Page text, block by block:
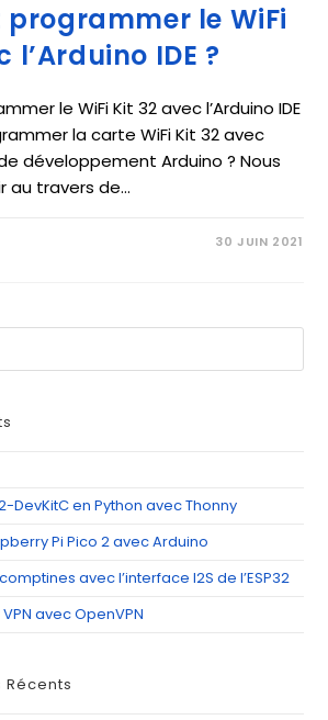
le WiFi
l’Arduino IDE ?
le WiFi Kit 32 avec l’Arduino IDE
la carte WiFi Kit 32 avec
développement Arduino ? Nous
au travers de…
30 JUIN 2021
DevKitC en Python avec Thonny
Pi Pico 2 avec Arduino
avec l’interface I2S de l’ESP32
avec OpenVPN